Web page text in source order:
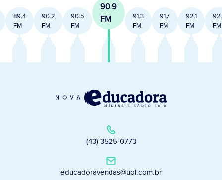
89.4
FM
90.2
FM
90.5
FM
90.9
FM
91.3
FM
91.7
FM
92.1
FM
FM
(43) 3525-0773
educadoravendas@uol.com.br